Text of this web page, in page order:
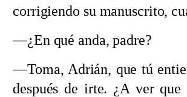
corrigiendo su manuscrito,
—¿En qué anda, padre?
—Toma, Adrián, que tú
después de irte. ¿A ver